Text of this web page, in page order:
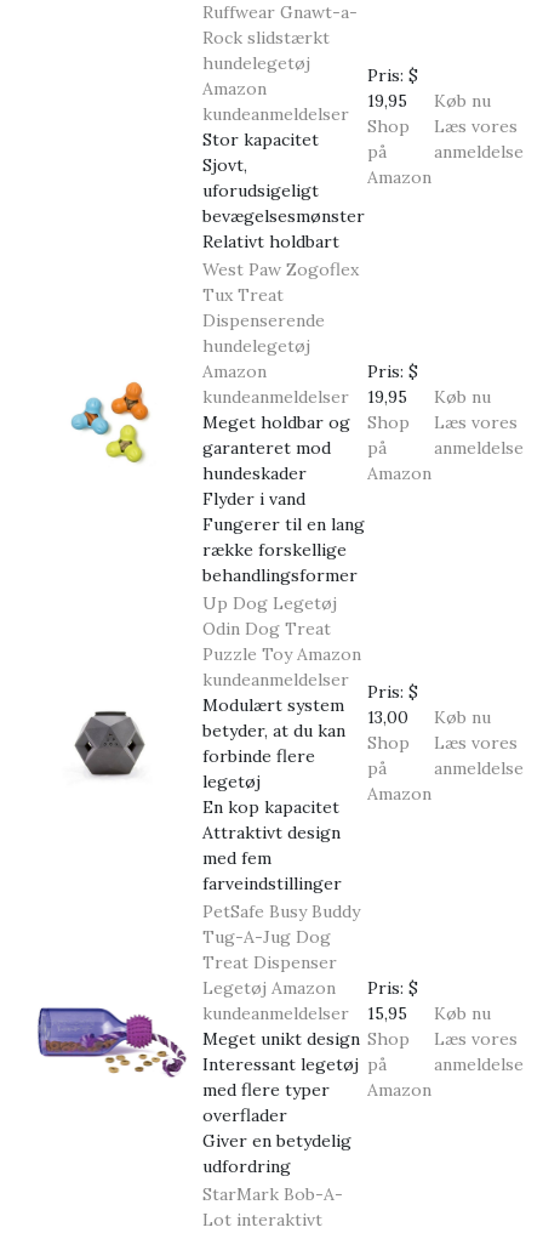
Ruffwear Gnawt-a-
Rock slidstærkt
hundelegetøj
Amazon
kundeanmeldelser
Stor kapacitet
Sjovt,
uforudsigeligt
bevægelsesmønster
Relativt holdbart
Pris: $
19,95
Shop
på
Amazon
Køb nu
Læs vores
anmeldelse
West Paw Zogoflex
Tux Treat
Dispenserende
hundelegetøj
Amazon
kundeanmeldelser
Meget holdbar og
garanteret mod
hundeskader
Flyder i vand
Fungerer til en lang
række forskellige
behandlingsformer
Pris: $
19,95
Shop
på
Amazon
Køb nu
Læs vores
anmeldelse
Up Dog Legetøj
Odin Dog Treat
Puzzle Toy Amazon
kundeanmeldelser
Modulært system
betyder, at du kan
forbinde flere
legetøj
En kop kapacitet
Attraktivt design
med fem
farveindstillinger
Pris: $
13,00
Shop
på
Amazon
Køb nu
Læs vores
anmeldelse
PetSafe Busy Buddy
Tug-A-Jug Dog
Treat Dispenser
Legetøj Amazon
kundeanmeldelser
Meget unikt design
Interessant legetøj
med flere typer
overflader
Giver en betydelig
udfordring
Pris: $
15,95
Shop
på
Amazon
Køb nu
Læs vores
anmeldelse
StarMark Bob-A-
Lot interaktivt